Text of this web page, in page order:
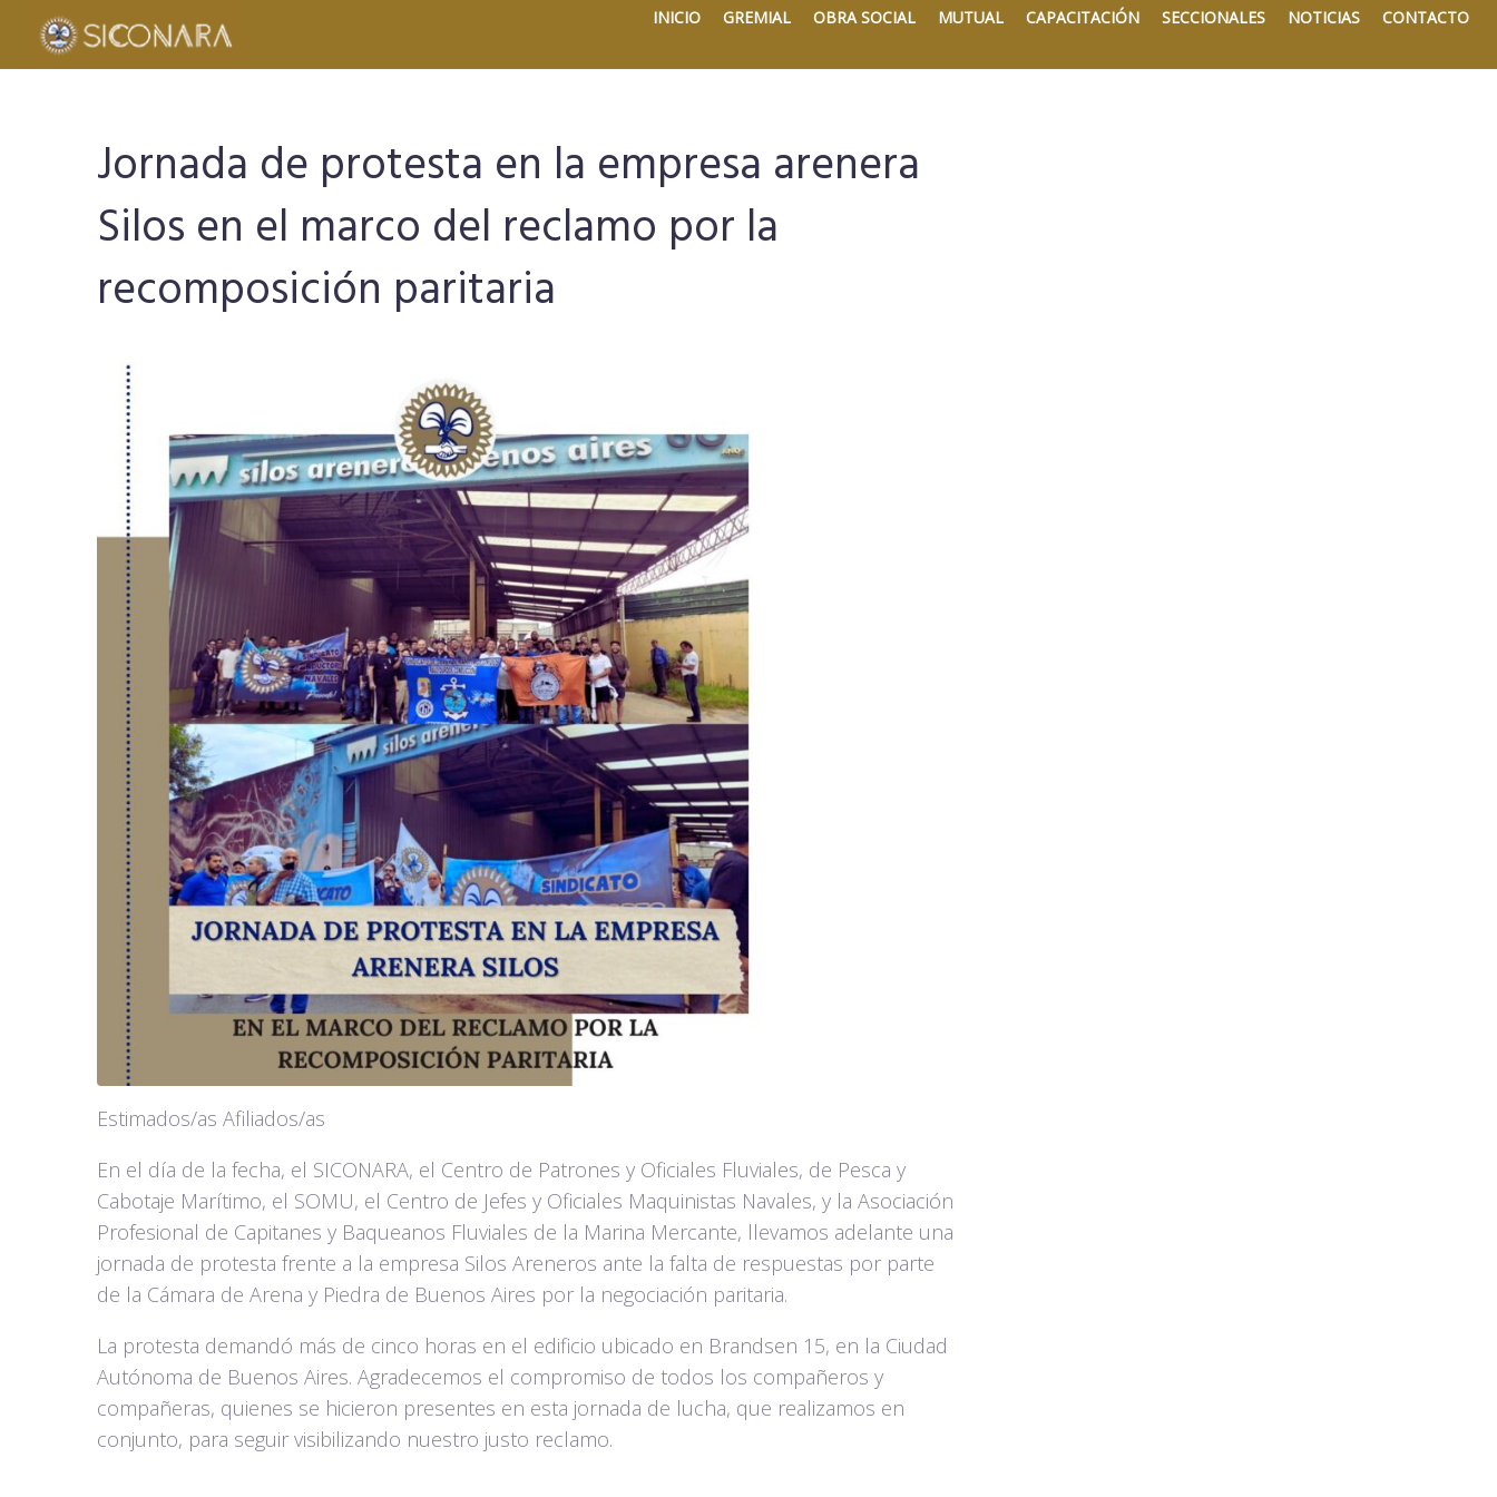
INICIO GREMIAL OBRA SOCIAL MUTUAL CAPACITACIÓN SECCIONALES NOTICIAS CONTACTO
Jornada de protesta en la empresa arenera
Silos en el marco del reclamo por la
recomposición paritaria
Estimados/as Afiliados/as
En el día de la fecha, el SICONARA, el Centro de Patrones y Oficiales Fluviales, de Pesca y
Cabotaje Marítimo, el SOMU, el Centro de Jefes y Oficiales Maquinistas Navales, y la Asociación
Profesional de Capitanes y Baqueanos Fluviales de la Marina Mercante, llevamos adelante una
jornada de protesta frente a la empresa Silos Areneros ante la falta de respuestas por parte
de la Cámara de Arena y Piedra de Buenos Aires por la negociación paritaria.
La protesta demandó más de cinco horas en el edificio ubicado en Brandsen 15, en la Ciudad
Autónoma de Buenos Aires. Agradecemos el compromiso de todos los compañeros y
compañeras, quienes se hicieron presentes en esta jornada de lucha, que realizamos en
conjunto, para seguir visibilizando nuestro justo reclamo.